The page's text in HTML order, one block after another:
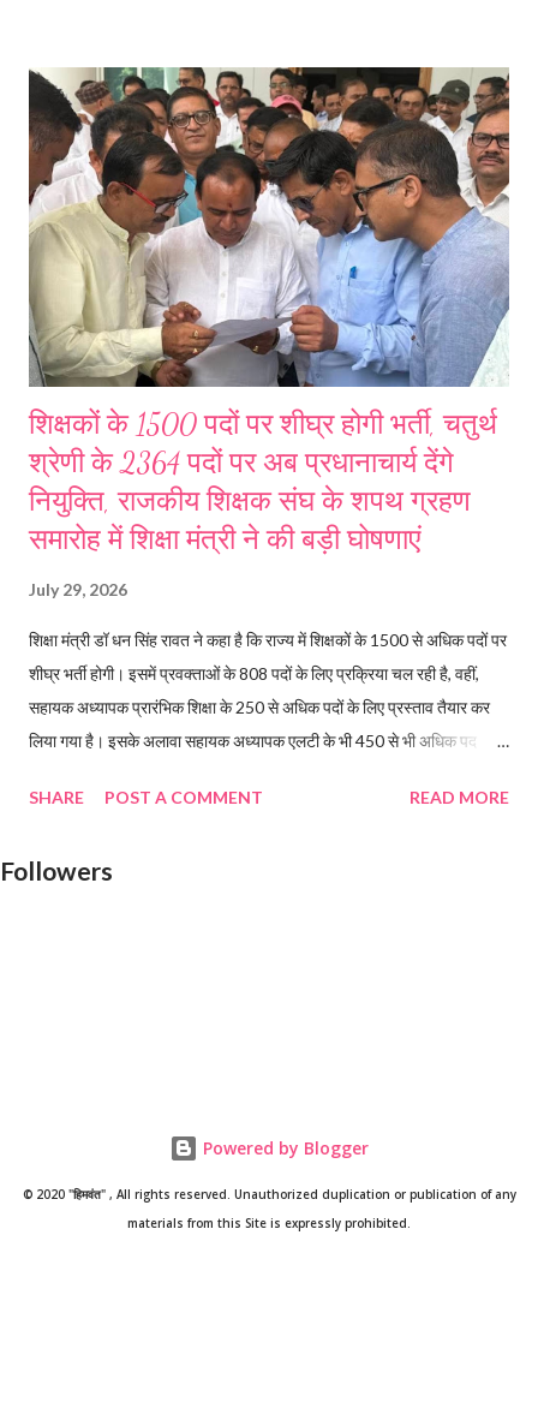
शिक्षकों के 1500 पदों पर शीघ्र होगी भर्ती, चतुर्थ
श्रेणी के 2364 पदों पर अब प्रधानाचार्य देंगे
नियुक्ति, राजकीय शिक्षक संघ के शपथ ग्रहण
समारोह में शिक्षा मंत्री ने की बड़ी घोषणाएं
July 29, 2026
शिक्षा मंत्री डॉ धन सिंह रावत ने कहा है कि राज्य में शिक्षकों के 1500 से अधिक पदों पर
शीघ्र भर्ती होगी। इसमें प्रवक्ताओं के 808 पदों के लिए प्रक्रिया चल रही है, वहीं,
सहायक अध्यापक प्रारंभिक शिक्षा के 250 से अधिक पदों के लिए प्रस्ताव तैयार कर
लिया गया है। इसके अलावा सहायक अध्यापक एलटी के भी 450 से भी अधिक पद
नियुक्ति देंगे। राजकीय शिक्षक संघ के एससीईआरटी सभागार में आयोजित शपथ ग्रहण
भर्ती के लिए शीघ्र विज्ञप्ति निकाली जाएगी। गढ़वाल और कुमाऊं मंडल में सहायक
SHARE POST A COMMENT READ MORE
Followers
Powered by Blogger
© 2020 "हिमवंत" , All rights reserved. Unauthorized duplication or publication of any
materials from this Site is expressly prohibited.